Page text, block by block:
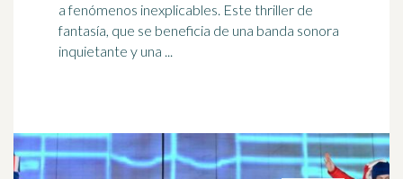
a fenómenos inexplicables. Este thriller de
fantasía, que se beneficia de una banda sonora
inquietante y una ...